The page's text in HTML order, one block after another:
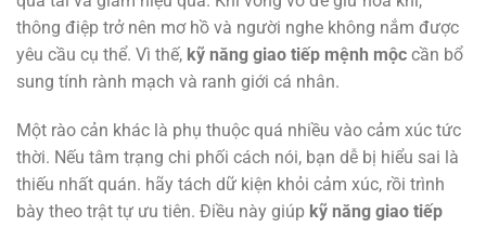
thông điệp trở nên mơ hồ và người nghe không nắm được
yêu cầu cụ thể. Vì thế, kỹ năng giao tiếp mệnh mộc cần bổ
sung tính rành mạch và ranh giới cá nhân.
Một rào cản khác là phụ thuộc quá nhiều vào cảm xúc tức
thời. Nếu tâm trạng chi phối cách nói, bạn dễ bị hiểu sai là
thiếu nhất quán. hãy tách dữ kiện khỏi cảm xúc, rồi trình
bày theo trật tự ưu tiên. Điều này giúp kỹ năng giao tiếp